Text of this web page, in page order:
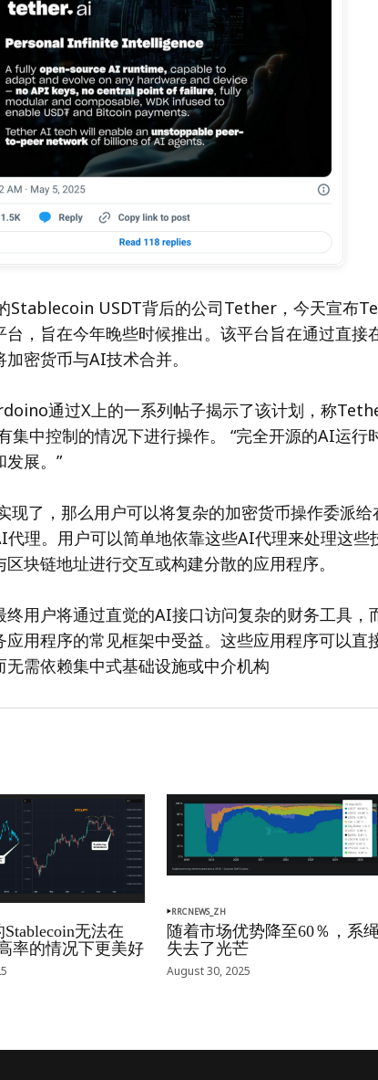
Stablecoin USDT背后的公司Tether，今天宣布
台，旨在今年晚些时候推出。该平台旨在通过直接
密货币与AI技术合并。
通过X上的一系列帖子揭示了该计划，称
集中控制的情况下进行操作。 “完全开源的AI运行
展。”
了，那么用户可以将复杂的加密货币操作委派给
理。用户可以简单地依靠这些AI代理来处理这些
块链地址进行交互或构建分散的应用程序。
终用户将通过直觉的AI接口访问复杂的财务工具，
应用程序的常见框架中受益。这些应用程序可以直
需依赖集中式基础设施或中介机构
无法在
率的情况下更美好
RRCNEWS_ZH
随着市场优势降至60％，系
失去了光芒
August 30, 2025